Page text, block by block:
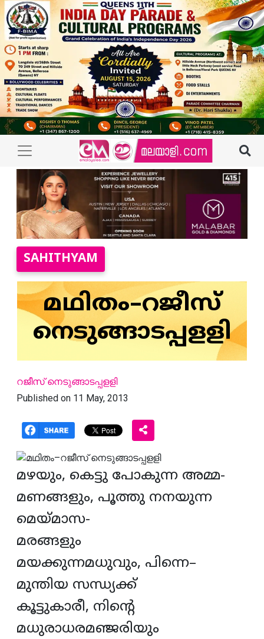
SAHITHYAM
മഥിതം–റജീസ്
നെടുങ്ങാടപ്പളളി
റജീസ് നെടുങ്ങാടപ്പളളി
Published on 11 May, 2013
മഴയും, കെട്ടു പോകുന്ന അമ്മ-
മണങ്ങളും, പൂത്തു നനയുന്ന
മെയ്മാസ-
മരങ്ങളും
മയക്കുന്നമധുവും, പിന്നെ–
മുന്തിയ സന്ധ്യക്ക്
കൂട്ടുകാരീ, നിന്റെ
മധുരാധരമഞ്ജരിയും